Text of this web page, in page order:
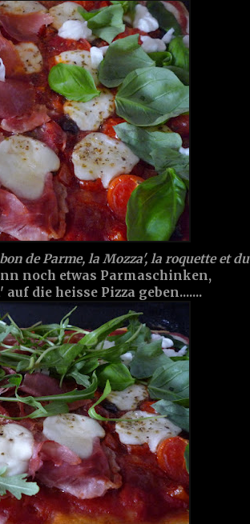
de Parme, la Mozza', la roquette et du
noch etwas Parmaschinken,
die heisse Pizza geben.......